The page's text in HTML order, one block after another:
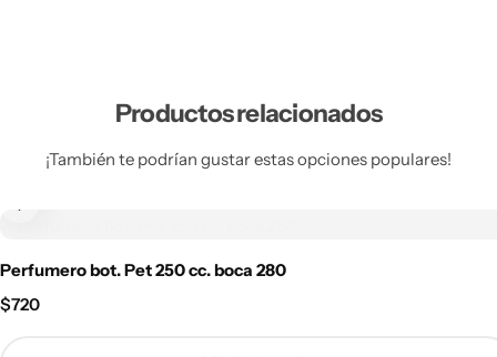
Productos relacionados
¡También te podrían gustar estas opciones populares!
Perfumero bot. Pet 250 cc. boca 280
$720